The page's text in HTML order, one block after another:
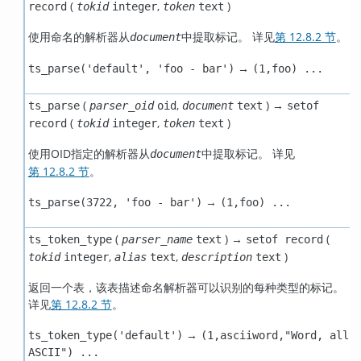
record( tokid integer, token text )
使用命名的解析器从document中提取标记。 详见第 12.8.2 节。
ts_parse('default', 'foo - bar') → (1,foo) ...
ts_parse( parser_oid oid, document text ) → setof
record( tokid integer, token text )
使用OID指定的解析器从document中提取标记。 详见
第 12.8.2 节。
ts_parse(3722, 'foo - bar') → (1,foo) ...
ts_token_type( parser_name text ) → setof record(
tokid integer, alias text, description text )
返回一个表，该表描述命名解析器可以识别的每种类型的标记。
详见第 12.8.2 节。
ts_token_type('default') →
(1,asciiword,"Word, all
ASCII") ...